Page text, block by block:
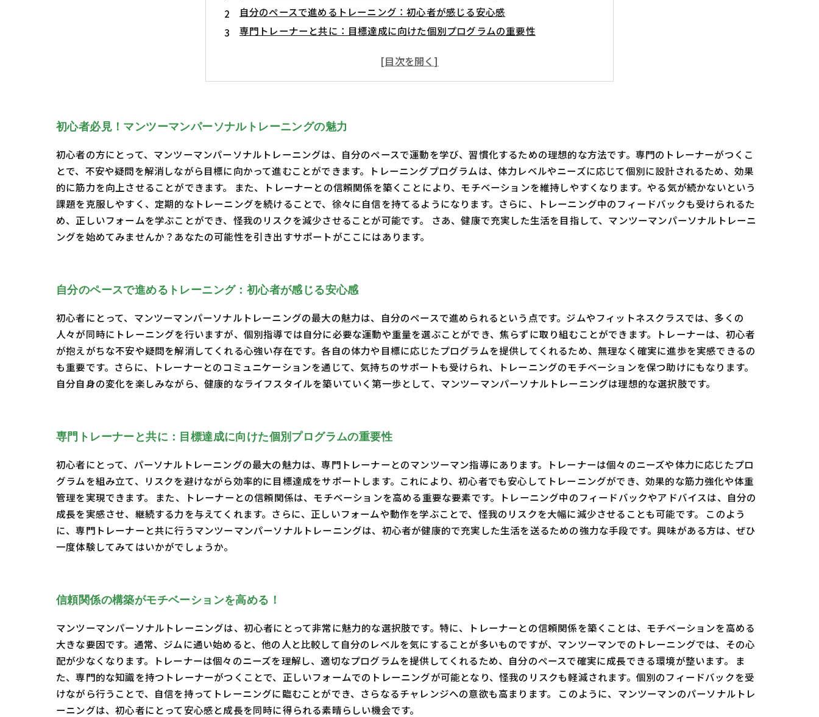
自分のペースで進めるトレーニング：初心者が感じる安心感
専門トレーナーと共に：目標達成に向けた個別プログラムの重要性
初めての一歩：マンツーマンパーソナルトレーニングでの学び
初心者必見！マンツーマンパーソナルトレーニングの魅力
初心者の方にとって、マンツーマンパーソナルトレーニングは、自分のペースで運動を学び、習慣化するための理想的な方法です。専門のトレーナーがつくこ
とで、不安や疑問を解消しながら目標に向かって進むことができます。トレーニングプログラムは、体力レベルやニーズに応じて個別に設計されるため、効果
的に筋力を向上させることができます。 また、トレーナーとの信頼関係を築くことにより、モチベーションを維持しやすくなります。やる気が続かないという
課題を克服しやすく、定期的なトレーニングを続けることで、徐々に自信を持てるようになります。さらに、トレーニング中のフィードバックも受けられるた
め、正しいフォームを学ぶことができ、怪我のリスクを減少させることが可能です。 さあ、健康で充実した生活を目指して、マンツーマンパーソナルトレーニ
ングを始めてみませんか？あなたの可能性を引き出すサポートがここにはあります。
自分のペースで進めるトレーニング：初心者が感じる安心感
初心者にとって、マンツーマンパーソナルトレーニングの最大の魅力は、自分のペースで進められるという点です。ジムやフィットネスクラスでは、多くの
人々が同時にトレーニングを行いますが、個別指導では自分に必要な運動や重量を選ぶことができ、焦らずに取り組むことができます。トレーナーは、初心者
が抱えがちな不安や疑問を解消してくれる心強い存在です。各自の体力や目標に応じたプログラムを提供してくれるため、無理なく確実に進歩を実感できるの
も重要です。さらに、トレーナーとのコミュニケーションを通じて、気持ちのサポートも受けられ、トレーニングのモチベーションを保つ助けにもなります。
自分自身の変化を楽しみながら、健康的なライフスタイルを築いていく第一歩として、マンツーマンパーソナルトレーニングは理想的な選択肢です。
専門トレーナーと共に：目標達成に向けた個別プログラムの重要性
初心者にとって、パーソナルトレーニングの最大の魅力は、専門トレーナーとのマンツーマン指導にあります。トレーナーは個々のニーズや体力に応じたプロ
グラムを組み立て、リスクを避けながら効率的に目標達成をサポートします。これにより、初心者でも安心してトレーニングができ、効果的な筋力強化や体重
管理を実現できます。 また、トレーナーとの信頼関係は、モチベーションを高める重要な要素です。トレーニング中のフィードバックやアドバイスは、自分の
成長を実感させ、継続する力を与えてくれます。さらに、正しいフォームや動作を学ぶことで、怪我のリスクを大幅に減少させることも可能です。 このよう
に、専門トレーナーと共に行うマンツーマンパーソナルトレーニングは、初心者が健康的で充実した生活を送るための強力な手段です。興味がある方は、ぜひ
一度体験してみてはいかがでしょうか。
信頼関係の構築がモチベーションを高める！
マンツーマンパーソナルトレーニングは、初心者にとって非常に魅力的な選択肢です。特に、トレーナーとの信頼関係を築くことは、モチベーションを高める
大きな要因です。通常、ジムに通い始めると、他の人と比較して自分のレベルを気にすることが多いものですが、マンツーマンでのトレーニングでは、その心
配が少なくなります。トレーナーは個々のニーズを理解し、適切なプログラムを提供してくれるため、自分のペースで確実に成長できる環境が整います。 ま
た、専門的な知識を持つトレーナーがつくことで、正しいフォームでのトレーニングが可能となり、怪我のリスクも軽減されます。個別のフィードバックを受
けながら行うことで、自信を持ってトレーニングに臨むことができ、さらなるチャレンジへの意欲も高まります。 このように、マンツーマンのパーソナルトレ
ーニングは、初心者にとって安心感と成長を同時に得られる素晴らしい機会です。